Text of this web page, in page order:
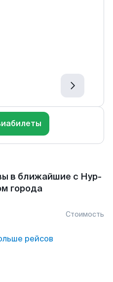
в ближайшие с Нур-
города
Стоимость
рейсов